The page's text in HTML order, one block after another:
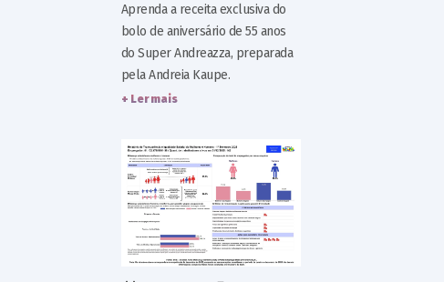
Aprenda a receita exclusiva do
bolo de aniversário de 55 anos
do Super Andreazza, preparada
pela Andreia Kaupe.
+ Ler mais